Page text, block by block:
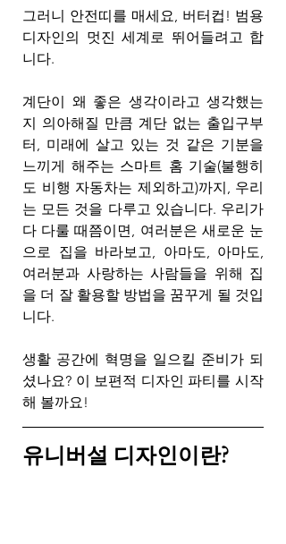
그러니 안전띠를 매세요, 버터컵! 범용
디자인의 멋진 세계로 뛰어들려고 합
니다.
계단이 왜 좋은 생각이라고 생각했는
지 의아해질 만큼 계단 없는 출입구부
터, 미래에 살고 있는 것 같은 기분을
느끼게 해주는 스마트 홈 기술(불행히
도 비행 자동차는 제외하고)까지, 우리
는 모든 것을 다루고 있습니다. 우리가
다 다룰 때쯤이면, 여러분은 새로운 눈
으로 집을 바라보고, 아마도, 아마도,
여러분과 사랑하는 사람들을 위해 집
을 더 잘 활용할 방법을 꿈꾸게 될 것입
니다.
생활 공간에 혁명을 일으킬 준비가 되
셨나요? 이 보편적 디자인 파티를 시작
해 볼까요!
유니버설 디자인이란?